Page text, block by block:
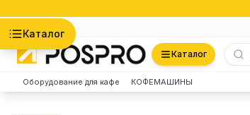
Каталог
Каталог
Оборудование для кафе КОФЕМАШИНЫ